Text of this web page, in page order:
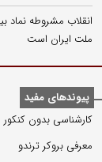
انقلاب مشروطه نماد
ملت ایران است
پیوندهای مفید
كارشناسی بدون كنكور
معرفی بروكر ترندو